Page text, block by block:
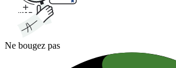
Ne bougez pas